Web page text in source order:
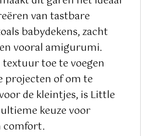
van tastbare
babydekens, zacht
vooral amigurumi.
textuur toe te voegen
projecten of om te
de kleintjes, is Little
keuze voor
comfort.